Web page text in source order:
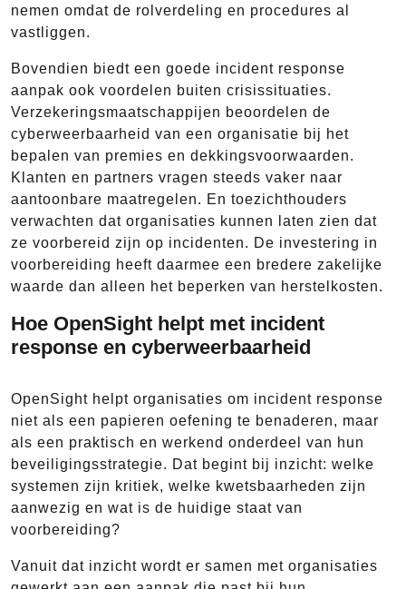
nemen omdat de rolverdeling en procedures al
vastliggen.
Bovendien biedt een goede incident response
aanpak ook voordelen buiten crisissituaties.
Verzekeringsmaatschappijen beoordelen de
cyberweerbaarheid van een organisatie bij het
bepalen van premies en dekkingsvoorwaarden.
Klanten en partners vragen steeds vaker naar
aantoonbare maatregelen. En toezichthouders
verwachten dat organisaties kunnen laten zien dat
ze voorbereid zijn op incidenten. De investering in
voorbereiding heeft daarmee een bredere zakelijke
waarde dan alleen het beperken van herstelkosten.
Hoe OpenSight helpt met incident
response en cyberweerbaarheid
OpenSight helpt organisaties om incident response
niet als een papieren oefening te benaderen, maar
als een praktisch en werkend onderdeel van hun
beveiligingsstrategie. Dat begint bij inzicht: welke
systemen zijn kritiek, welke kwetsbaarheden zijn
aanwezig en wat is de huidige staat van
voorbereiding?
Vanuit dat inzicht wordt er samen met organisaties